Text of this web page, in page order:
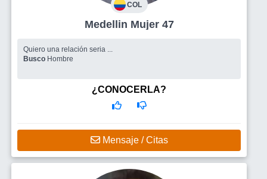
COL
Medellin Mujer 47
Quiero una relación seria ...
Busco Hombre
¿CONOCERLA?
Mensaje / Citas